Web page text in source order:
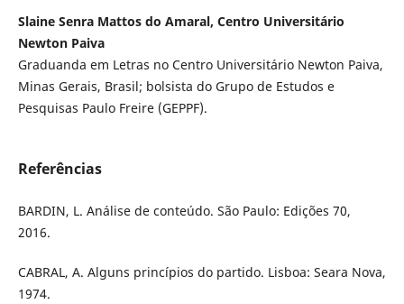
Slaine Senra Mattos do Amaral, Centro Universitário
Newton Paiva
Graduanda em Letras no Centro Universitário Newton Paiva,
Minas Gerais, Brasil; bolsista do Grupo de Estudos e
Pesquisas Paulo Freire (GEPPF).
Referências
BARDIN, L. Análise de conteúdo. São Paulo: Edições 70,
2016.
CABRAL, A. Alguns princípios do partido. Lisboa: Seara Nova,
1974.